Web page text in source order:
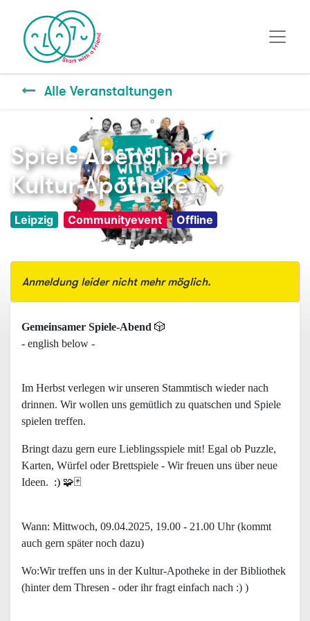
Alle Veranstaltungen
Spiele-Abend in der
Kultur-Apotheke
Leipzig Communityevent Offline
Anmeldung leider nicht mehr möglich.
Gemeinsamer Spiele-Abend 🎲
- english below -
Im Herbst verlegen wir unseren Stammtisch wieder nach
drinnen. Wir wollen uns gemütlich zu quatschen und Spiele
spielen treffen.
Bringt dazu gern eure Lieblingsspiele mit! Egal ob Puzzle,
Karten, Würfel oder Brettspiele - Wir freuen uns über neue
Ideen. :) 🧩🃏
Wann: Mittwoch, 09.04.2025, 19.00 - 21.00 Uhr (kommt
auch gern später noch dazu)
Wo:Wir treffen uns in der Kultur-Apotheke in der Bibliothek
(hinter dem Thresen - oder ihr fragt einfach nach :) )